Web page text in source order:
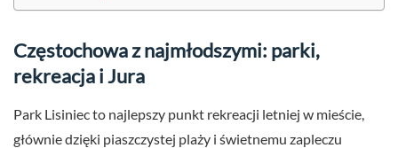
Częstochowa z najmłodszymi: parki,
rekreacja i Jura
Park Lisiniec to najlepszy punkt rekreacji letniej w mieście,
głównie dzięki piaszczystej plaży i świetnemu zapleczu